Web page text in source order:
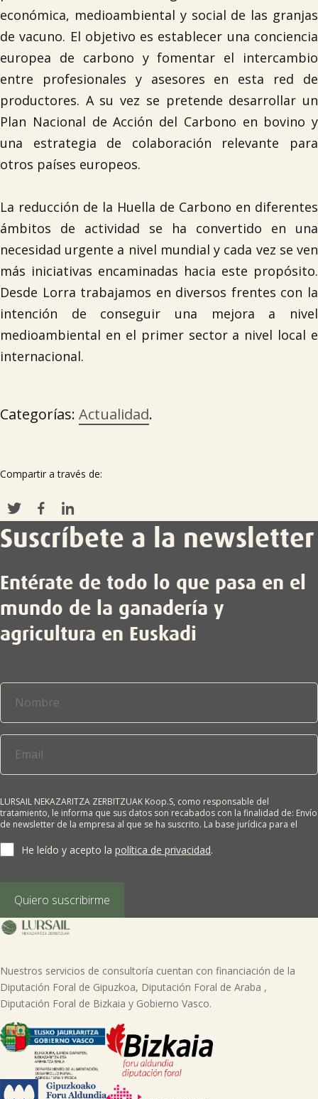

económica, medioambiental y social de las granjas
de vacuno. El objetivo es establecer una conciencia
europea de carbono y fomentar el intercambio
entre profesionales y asesores en esta red de
productores. A su vez se pretende desarrollar un
Plan Nacional de Acción del Carbono en bovino y
una estrategia de colaboración relevante para
otros países europeos.
La reducción de la Huella de Carbono en diferentes
ámbitos de actividad se ha convertido en una
necesidad urgente a nivel mundial y cada vez se ven
más iniciativas encaminadas hacia este propósito.
Desde Lorra trabajamos en diversos frentes con la
intención de conseguir una mejora a nivel
medioambiental en el primer sector a nivel local e
internacional.
Categorías: Actualidad.
Compartir a través de:
Suscríbete a la newsletter
Entérate de todo lo que pasa en el
mundo de la ganadería y
agricultura en Euskadi
LURSAIL NEKAZARITZA ZERBITZUAK Koop.S, como responsable del
tratamiento, le informa que sus datos son recabados con la finalidad de: Envío
de newsletter de la empresa al que se ha suscrito. La base jurídica para el
terceros salvo obligación legal. Cualquier persona tiene derecho a solicitar el
acceso, rectificación, supresión, limitación del tratamiento, oposición o
lursail@lursailkoop.eus. Puede obtener información adicional en nuestra
página web.
He leído y acepto la política de privacidad.
Quiero suscribirme
Nuestros servicios de consultoría cuentan con financiación de la
Diputación Foral de Gipuzkoa, Diputación Foral de Araba ,
Diputación Foral de Bizkaia y Gobierno Vasco.